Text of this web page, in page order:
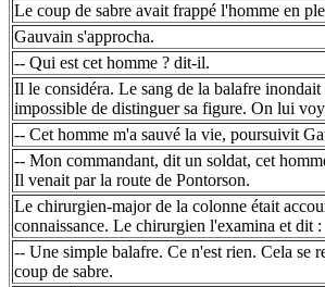
Le coup de sabre avait frappé l'homme en
Gauvain s'approcha.
-- Qui est cet homme ? dit-il.
Il le considéra. Le sang de la balafre
impossible de distinguer sa figure. On lui
-- Cet homme m'a sauvé la vie, poursuivit
-- Mon commandant, dit un soldat, cet
Il venait par la route de Pontorson.
Le chirurgien-major de la colonne était
connaissance. Le chirurgien l'examina et dit :
-- Une simple balafre. Ce n'est rien. Cela se
coup de sabre.